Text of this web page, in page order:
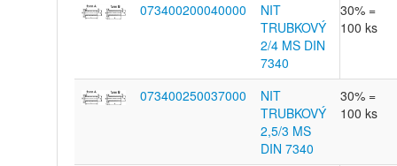
073400200040000
NIT
TRUBKOVÝ
2/4 MS DIN
7340
30% =
100 ks
073400250037000
NIT
TRUBKOVÝ
2,5/3 MS
DIN 7340
30% =
100 ks